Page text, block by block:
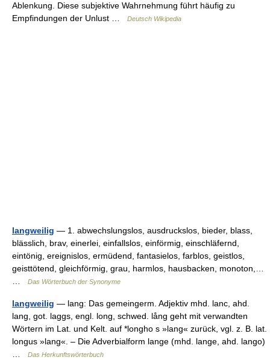
Ablenkung. Diese subjektive Wahrnehmung führt häufig zu
Empfindungen der Unlust …
Deutsch Wikipedia
langweilig — 1. abwechslungslos, ausdruckslos, bieder, blass,
blässlich, brav, einerlei, einfallslos, einförmig, einschläfernd,
eintönig, ereignislos, ermüdend, fantasielos, farblos, geistlos,
geisttötend, gleichförmig, grau, harmlos, hausbacken, monoton,…
Das Wörterbuch der Synonyme
langweilig — lang: Das gemeingerm. Adjektiv mhd. lanc, ahd.
lang, got. laggs, engl. long, schwed. lång geht mit verwandten
Wörtern im Lat. und Kelt. auf *longho s »lang« zurück, vgl. z. B. lat.
longus »lang«. – Die Adverbialform lange (mhd. lange, ahd. lango)
Das Herkunftswörterbuch